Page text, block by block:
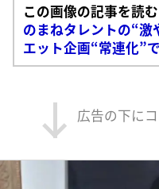
この画像の記事を読む
のまねタレントの“
エット企画“常連化”
広告の下に